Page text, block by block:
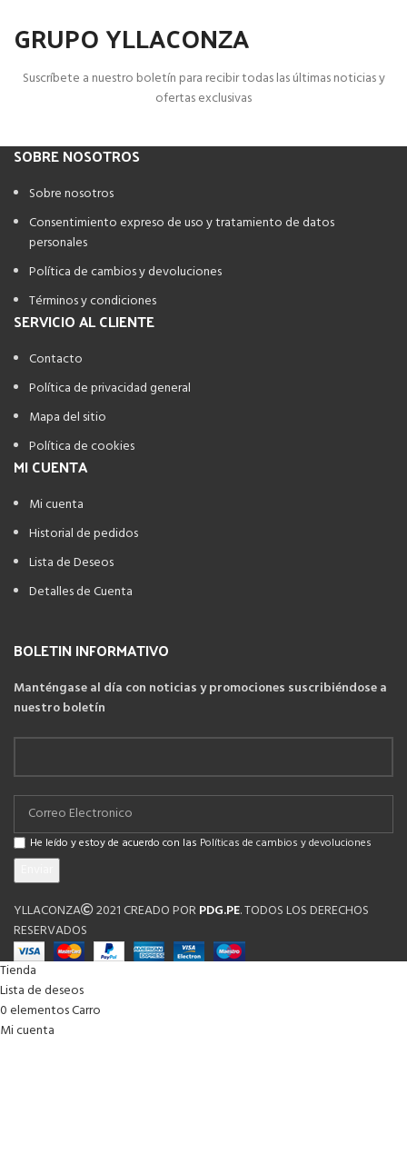
GRUPO YLLACONZA
Suscríbete a nuestro boletín para recibir todas las últimas noticias y
ofertas exclusivas
SOBRE NOSOTROS
Sobre nosotros
Consentimiento expreso de uso y tratamiento de datos
personales
Política de cambios y devoluciones
Términos y condiciones
SERVICIO AL CLIENTE
Contacto
Política de privacidad general
Mapa del sitio
Política de cookies
MI CUENTA
Mi cuenta
Historial de pedidos
Lista de Deseos
Detalles de Cuenta
BOLETIN INFORMATIVO
Manténgase al día con noticias y promociones suscribiéndose a
nuestro boletín
He leído y estoy de acuerdo con las Políticas de cambios y devoluciones
YLLACONZA 2021 CREADO PORPDG.PE. TODOS LOS DERECHOS
RESERVADOS
Tienda
Lista de deseos
0elementosCarro
Mi cuenta